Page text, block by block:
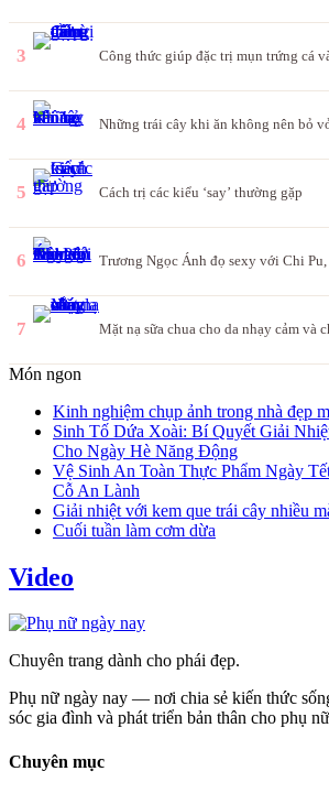
3 Công thức giúp đặc trị mụn trứng cá
4 Những trái cây khi ăn không nên bỏ
5 Cách trị các kiểu ‘say’ thường gặp
6 Trương Ngọc Ánh đọ sexy với Chi
7 Mặt nạ sữa chua cho da nhạy cảm và
Món ngon
Kinh nghiệm chụp ảnh trong nhà đẹp
Sinh Tố Dứa Xoài: Bí Quyết Giải
Cho Ngày Hè Năng Động
Vệ Sinh An Toàn Thực Phẩm Ngày
Cỗ An Lành
Giải nhiệt với kem que trái cây nhiều
Cuối tuần làm cơm dừa
Video
Chuyên trang dành cho phái đẹp.
Phụ nữ ngày nay — nơi chia sẻ kiến thức
sóc gia đình và phát triển bản thân cho phụ
Chuyên mục